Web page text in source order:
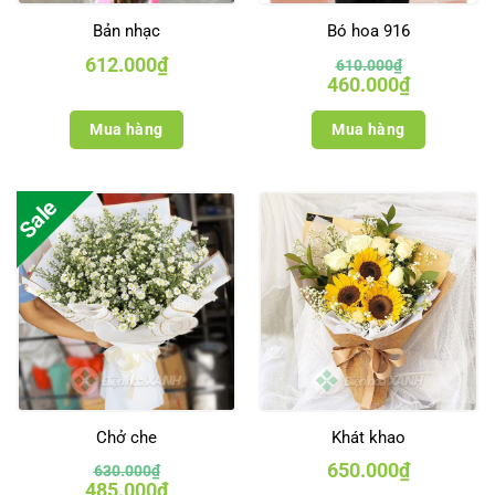
Bản nhạc
612.000₫
Mua hàng
Bó hoa 916
610.000₫
Giá
gốc
là:
610.000₫.
460.000₫Giá
hiện
tại
Mua hàng
Sale
Chở che
630.000₫
Giá
485.000₫Giá
Khát khao
650.000₫